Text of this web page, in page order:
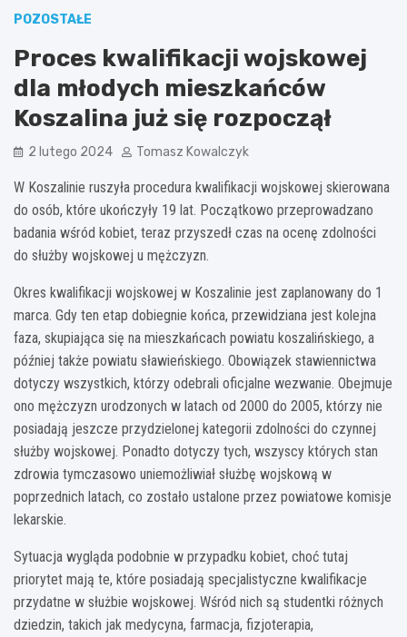
POZOSTAŁE
Proces kwalifikacji wojskowej
dla młodych mieszkańców
Koszalina już się rozpoczął
2 lutego 2024 Tomasz Kowalczyk
W Koszalinie ruszyła procedura kwalifikacji wojskowej skierowana
do osób, które ukończyły 19 lat. Początkowo przeprowadzano
badania wśród kobiet, teraz przyszedł czas na ocenę zdolności
do służby wojskowej u mężczyzn.
Okres kwalifikacji wojskowej w Koszalinie jest zaplanowany do 1
marca. Gdy ten etap dobiegnie końca, przewidziana jest kolejna
faza, skupiająca się na mieszkańcach powiatu koszalińskiego, a
później także powiatu sławieńskiego. Obowiązek stawiennictwa
dotyczy wszystkich, którzy odebrali oficjalne wezwanie. Obejmuje
ono mężczyzn urodzonych w latach od 2000 do 2005, którzy nie
posiadają jeszcze przydzielonej kategorii zdolności do czynnej
służby wojskowej. Ponadto dotyczy tych, wszyscy których stan
zdrowia tymczasowo uniemożliwiał służbę wojskową w
poprzednich latach, co zostało ustalone przez powiatowe komisje
lekarskie.
Sytuacja wygląda podobnie w przypadku kobiet, choć tutaj
priorytet mają te, które posiadają specjalistyczne kwalifikacje
przydatne w służbie wojskowej. Wśród nich są studentki różnych
dziedzin, takich jak medycyna, farmacja, fizjoterapia,